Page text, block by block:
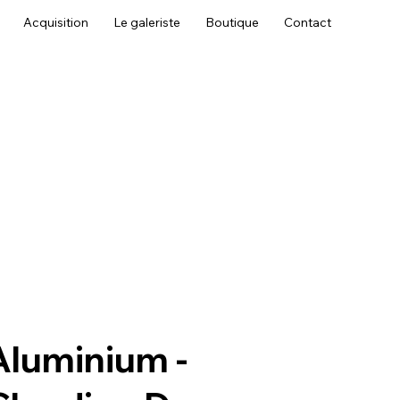
Acquisition Le galeriste Boutique Contact
-